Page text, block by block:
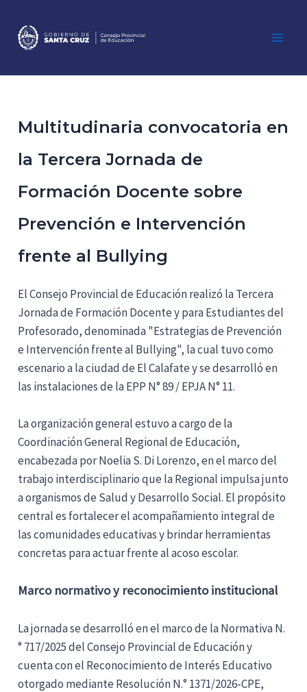
contenido
Multitudinaria convocatoria en
la Tercera Jornada de
Formación Docente sobre
Prevención e Intervención
frente al Bullying
El Consejo Provincial de Educación realizó la Tercera
Jornada de Formación Docente y para Estudiantes del
Profesorado, denominada "Estrategias de Prevención
e Intervención frente al Bullying", la cual tuvo como
escenario a la ciudad de El Calafate y se desarrolló en
las instalaciones de la EPP N° 89 / EPJA N° 11.
La organización general estuvo a cargo de la
Coordinación General Regional de Educación,
encabezada por Noelia S. Di Lorenzo, en el marco del
trabajo interdisciplinario que la Regional impulsa junto
a organismos de Salud y Desarrollo Social. El propósito
central es fortalecer el acompañamiento integral de
las comunidades educativas y brindar herramientas
concretas para actuar frente al acoso escolar.
Marco normativo y reconocimiento institucional
La jornada se desarrolló en el marco de la Normativa N.
° 717/2025 del Consejo Provincial de Educación y
cuenta con el Reconocimiento de Interés Educativo
otorgado mediante Resolución N.° 1371/2026-CPE,